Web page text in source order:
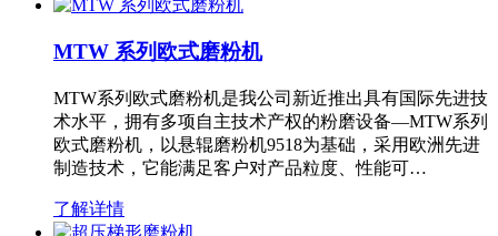
MTW 系列欧式磨粉机
MTW系列欧式磨粉机是我公司新近推出具有国际先进技
术水平，拥有多项自主技术产权的粉磨设备—MTW系列
欧式磨粉机，以悬辊磨粉机9518为基础，采用欧洲先进
制造技术，它能满足客户对产品粒度、性能可…
了解详情